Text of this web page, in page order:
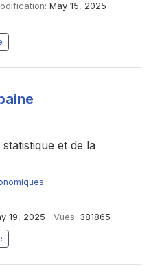
May 15, 2025
et de la
19, 2025 Vues: 381865